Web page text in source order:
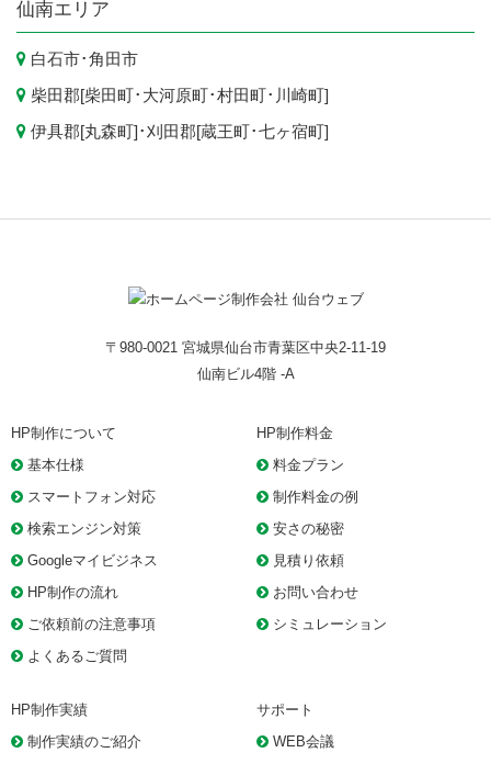
仙南エリア
白石市･角田市
柴田郡[柴田町･ 大河原町･村田町･ 川崎町]
伊具郡[丸森町]･刈田郡[蔵王町･七ヶ宿町]
〒980-0021 宮城県仙台市青葉区中央2-11-19
仙南ビル4階 -A
HP制作について
基本仕様
スマートフォン対応
検索エンジン対策
Googleマイビジネス
HP制作の流れ
ご依頼前の注意事項
よくあるご質問
HP制作料金
料金プラン
制作料金の例
安さの秘密
見積り依頼
お問い合わせ
シミュレーション
HP制作実績
制作実績のご紹介
サポート
WEB会議